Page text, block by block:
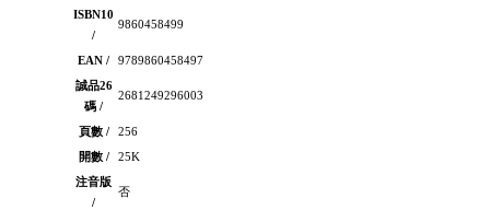
ISBN10
/
9860458499
EAN /
9789860458497
誠品26
碼 /
2681249296003
頁數 /
256
開數 /
25K
注音版
/
否